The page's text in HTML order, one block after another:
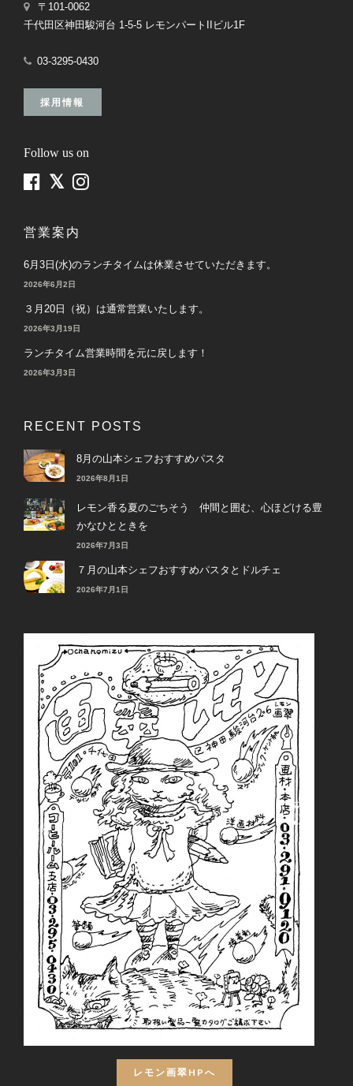
〒101-0062
千代田区神田駿河台 1-5-5 レモンパートIIビル1F
03-3295-0430
採用情報
Follow us on
営業案内
6月3日(水)のランチタイムは休業させていただきます。
2026年6月2日
３月20日（祝）は通常営業いたします。
2026年3月19日
ランチタイム営業時間を元に戻します！
2026年3月3日
RECENT POSTS
8月の山本シェフおすすめパスタ
2026年8月1日
レモン香る夏のごちそう 仲間と囲む、心ほどける豊
かなひとときを
2026年7月3日
７月の山本シェフおすすめパスタとドルチェ
2026年7月1日
レモン画翠HPへ